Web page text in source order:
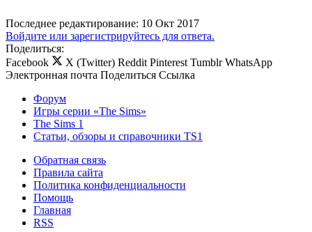
Последнее редактирование: 10 Окт 2017
Войдите или зарегистрируйтесь для ответа.
Поделиться:
Facebook
X (Twitter) Reddit Pinterest Tumblr WhatsApp
Электронная почта Поделиться Ссылка
Форум
Игры серии «The Sims»
The Sims 1
Статьи, обзоры и справочники TS1
Обратная связь
Правила сайта
Политика конфиденциальности
Помощь
Главная
RSS